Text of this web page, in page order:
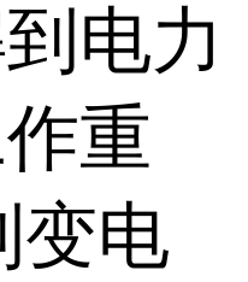
电力
重
变电